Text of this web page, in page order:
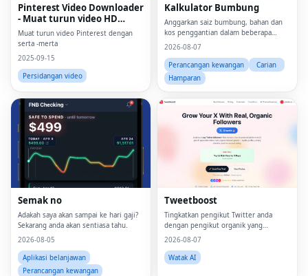
Pinterest Video Downloader
- Muat turun video HD
dalam talian
Muat turun video Pinterest dengan
serta -merta
2025-09-15
Persidangan video
Kalkulator Bumbung
Anggarkan saiz bumbung, bahan dan
kos penggantian dalam beberapa
minit
2026-08-07
Perancangan kewangan
Carian
Hamparan
Semak no
Adakah saya akan sampai ke hari gaji?
Sekarang anda akan sentiasa tahu.
2026-08-05
Aplikasi belanjawan
Perancangan kewangan
Tweetboost
Tingkatkan pengikut Twitter anda
dengan pengikut organik yang
sebenar — dikuasakan AI, tiada bot,
2026-08-07
Watak AI